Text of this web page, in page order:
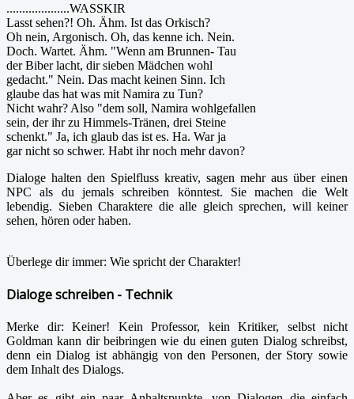
....................WASSKIR
Lasst sehen?! Oh. Ähm. Ist das Orkisch?
Oh nein, Argonisch. Oh, das kenne ich. Nein.
Doch. Wartet. Ähm. "Wenn am Brunnen- Tau
der Biber lacht, dir sieben Mädchen wohl
gedacht." Nein. Das macht keinen Sinn. Ich
glaube das hat was mit Namira zu Tun?
Nicht wahr? Also "dem soll, Namira wohlgefallen
sein, der ihr zu Himmels-Tränen, drei Steine
schenkt." Ja, ich glaub das ist es. Ha. War ja
gar nicht so schwer. Habt ihr noch mehr davon?
Dialoge halten den Spielfluss kreativ, sagen mehr aus über einen
NPC als du jemals schreiben könntest. Sie machen die Welt
lebendig. Sieben Charaktere die alle gleich sprechen, will keiner
sehen, hören oder haben.
Überlege dir immer: Wie spricht der Charakter!
Dialoge schreiben - Technik
Merke dir: Keiner! Kein Professor, kein Kritiker, selbst nicht
Goldman kann dir beibringen wie du einen guten Dialog schreibst,
denn ein Dialog ist abhängig von den Personen, der Story sowie
dem Inhalt des Dialogs.